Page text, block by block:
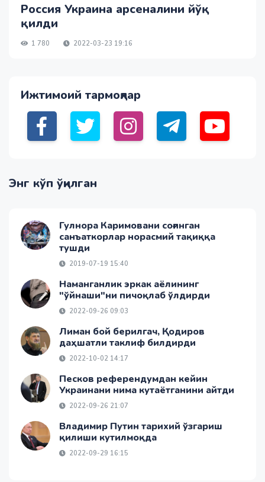
Россия Украина арсеналини йўқ
қилди
1 780 2022-03-23 19:16
Ижтимоий тармоқлар
Энг кўп ўқилган
Гулнора Каримовани соғинган
санъаткорлар норасмий тақиққа
тушди
2019-07-19 15:40
Наманганлик эркак аёлининг
"ўйнаши"ни пичоқлаб ўлдирди
2022-09-26 09:03
Лиман бой берилгач, Қодиров
даҳшатли таклиф билдирди
2022-10-02 14:17
Песков референдумдан кейин
Украинани нима кутаётганини айтди
2022-09-26 21:07
Владимир Путин тарихий ўзгариш
қилиши кутилмоқда
2022-09-29 16:15